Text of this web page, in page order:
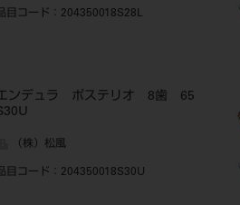
目コード ：204350018S28L
ンデュラ ポステリオ 8歯 65
（株）松風
目コード ：204350018S30U